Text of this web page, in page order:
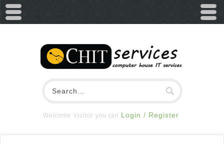
Welcome Visitor you can Login / Register